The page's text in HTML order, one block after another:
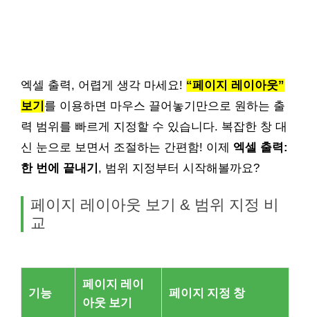
엑셀 출력, 어렵게 생각 마세요! “페이지 레이아웃”
보기 를 이용하면 마우스 끌어놓기만으로 원하는 출
력 범위를 빠르게 지정할 수 있습니다. 복잡한 창 대
신 눈으로 보면서 조절하는 간편함! 이제 엑셀 출력:
한 번에 끝내기 , 범위 지정부터 시작해볼까요?
페이지 레이아웃 보기 & 범위 지정 비
교
기능
페이지 레이
아웃 보기
페이지 지정 창